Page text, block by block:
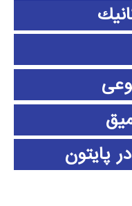
پایتون